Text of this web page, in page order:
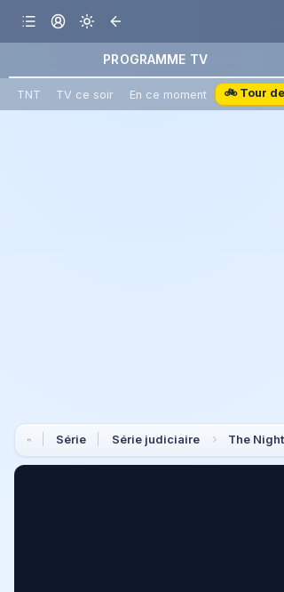
PROGRAMME TV
TNT TV ce soir En ce moment 🚲 Tour
Série Série judiciaire The